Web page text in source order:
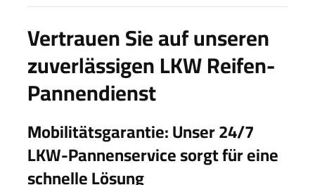
Vertrauen Sie auf unseren
zuverlässigen LKW Reifen-
Pannendienst
Mobilitätsgarantie: Unser 24/7
LKW-Pannenservice sorgt für eine
schnelle Lösung